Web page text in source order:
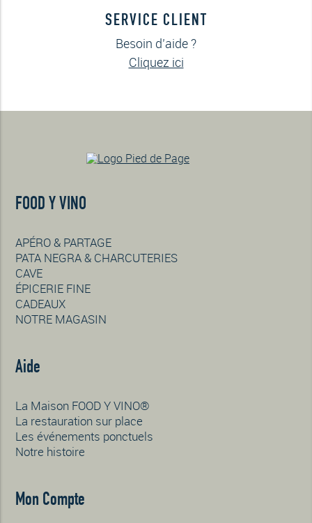
SERVICE CLIENT
Besoin d’aide ?
Cliquez ici
FOOD Y VINO
APÉRO & PARTAGE
PATA NEGRA & CHARCUTERIES
CAVE
ÉPICERIE FINE
CADEAUX
NOTRE MAGASIN
Aide
La Maison FOOD Y VINO®
La restauration sur place
Les événements ponctuels
Notre histoire
Mon Compte